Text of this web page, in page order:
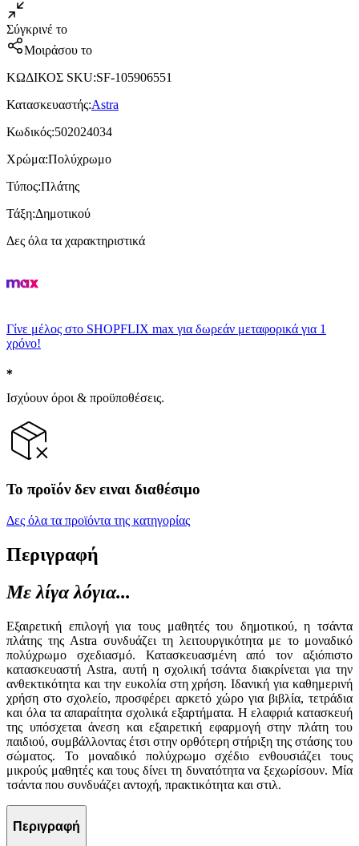
Σύγκρινέ το
Μοιράσου το
ΚΩΔΙΚΟΣ SKU:SF-105906551
Κατασκευαστής:Astra
Κωδικός:502024034
Χρώμα:Πολύχρωμο
Τύπος:Πλάτης
Τάξη:Δημοτικού
Δες όλα τα χαρακτηριστικά
Γίνε μέλος στο SHOPFLIX max για δωρεάν μεταφορικά για 1
χρόνο!
Ισχύουν όροι & προϋποθέσεις.
Το προϊόν δεν ειναι διαθέσιμο
Δες όλα τα προϊόντα της κατηγορίας
Περιγραφή
Με λίγα λόγια...
Εξαιρετική επιλογή για τους μαθητές του δημοτικού, η τσάντα
πλάτης της Astra συνδυάζει τη λειτουργικότητα με το μοναδικό
πολύχρωμο σχεδιασμό. Κατασκευασμένη από τον αξιόπιστο
κατασκευαστή Astra, αυτή η σχολική τσάντα διακρίνεται για την
ανθεκτικότητα και την ευκολία στη χρήση. Ιδανική για καθημερινή
χρήση στο σχολείο, προσφέρει αρκετό χώρο για βιβλία, τετράδια
και όλα τα απαραίτητα σχολικά εξαρτήματα. Η ελαφριά κατασκευή
της υπόσχεται άνεση και εξαιρετική εφαρμογή στην πλάτη του
παιδιού, συμβάλλοντας έτσι στην ορθότερη στήριξη της στάσης του
σώματος. Το μοναδικό πολύχρωμο σχέδιο ενθουσιάζει τους
μικρούς μαθητές και τους δίνει τη δυνατότητα να ξεχωρίσουν. Μία
τσάντα που συνδυάζει αντοχή, πρακτικότητα και στιλ.
Περιγραφή